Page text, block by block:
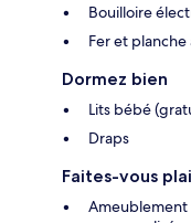
Bouilloire
Fer et planche
Dormez bien
Lits bébé
Draps
Faites-vous
Ameublement